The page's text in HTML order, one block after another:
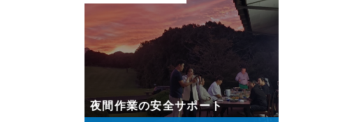
夜間作業の安全サポート